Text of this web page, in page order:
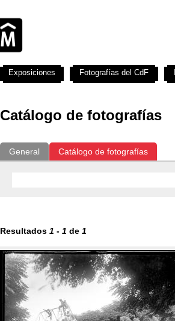
Catálogo de fotografías
General Catálogo de fotografías
Resultados 1 - 1 de 1
Exposiciones Fotografías del CdF